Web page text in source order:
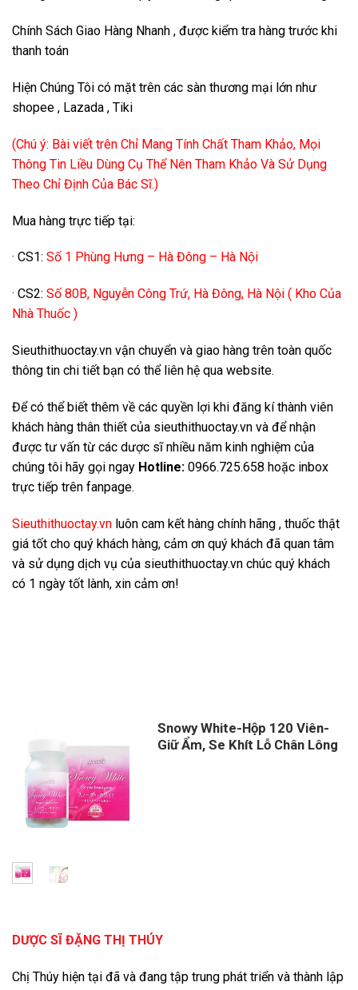
Chính Sách Giao Hàng Nhanh , được kiểm tra hàng trước khi
thanh toán
Hiện Chúng Tôi có mặt trên các sàn thương mại lớn như
shopee , Lazada , Tiki
(Chú ý: Bài viết trên Chỉ Mang Tính Chất Tham Khảo, Mọi
Thông Tin Liều Dùng Cụ Thể Nên Tham Khảo Và Sử Dụng
Theo Chỉ Định Của Bác Sĩ.)
Mua hàng trực tiếp tại:
· CS1: Số 1 Phùng Hưng – Hà Đông – Hà Nội
· CS2: Số 80B, Nguyễn Công Trứ, Hà Đông, Hà Nội ( Kho Của
Nhà Thuốc )
Sieuthithuoctay.vn vận chuyển và giao hàng trên toàn quốc
thông tin chi tiết bạn có thể liên hệ qua website.
Để có thể biết thêm về các quyền lợi khi đăng kí thành viên
khách hàng thân thiết của sieuthithuoctay.vn và để nhận
được tư vấn từ các dược sĩ nhiều năm kinh nghiệm của
chúng tôi hãy gọi ngay Hotline: 0966.725.658 hoặc inbox
trực tiếp trên fanpage.
Sieuthithuoctay.vn luôn cam kết hàng chính hãng , thuốc thật
giá tốt cho quý khách hàng, cảm ơn quý khách đã quan tâm
và sử dụng dịch vụ của sieuthithuoctay.vn chúc quý khách
có 1 ngày tốt lành, xin cảm ơn!
Snowy White-Hộp 120 Viên-
Giữ Ẩm, Se Khít Lỗ Chân Lông
DƯỢC SĨ ĐẶNG THỊ THÚY
Chị Thúy hiện tại đã và đang tập trung phát triển và thành lập